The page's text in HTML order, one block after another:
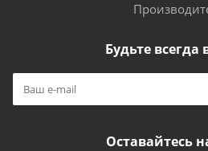
Будьте всегда
Оставайтесь